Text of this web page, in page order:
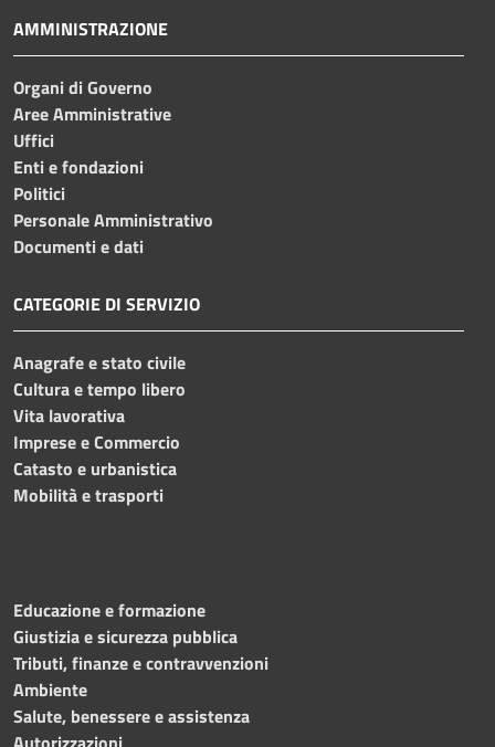
AMMINISTRAZIONE
Organi di Governo
Aree Amministrative
Uffici
Enti e fondazioni
Politici
Personale Amministrativo
Documenti e dati
CATEGORIE DI SERVIZIO
Anagrafe e stato civile
Cultura e tempo libero
Vita lavorativa
Imprese e Commercio
Catasto e urbanistica
Mobilità e trasporti
Educazione e formazione
Giustizia e sicurezza pubblica
Tributi, finanze e contravvenzioni
Ambiente
Salute, benessere e assistenza